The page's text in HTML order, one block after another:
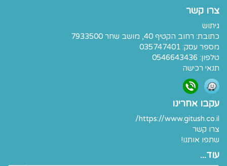
צרו קשר
גיתוש
כתובת: רחוב הקטיף 40, מושב שחר 7933500
מספר עסק: 035747401
טלפון: 0546643436
תנאי רכישה
עקבו אחרינו
https://www.gitush.co.il/
צרו קשר
שתפו אותנו!
עוד...